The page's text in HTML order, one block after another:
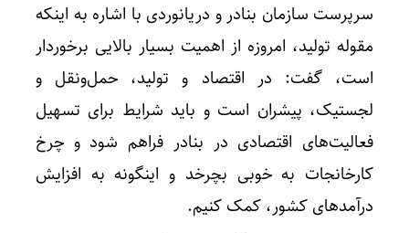
سرپرست سازمان بنادر و دریانوردی با اشاره به اینکه
مقوله تولید، امروزه از اهمیت بسیار بالایی برخوردار
است، گفت: در اقتصاد و تولید، حمل‌و‌نقل و
لجستیک، پیشران است و باید شرایط برای تسهیل
فعالیت‌های اقتصادی در بنادر فراهم شود و چرخ
کارخانجات به خوبی بچرخد و اینگونه به افزایش
درآمدهای کشور، کمک کنیم.